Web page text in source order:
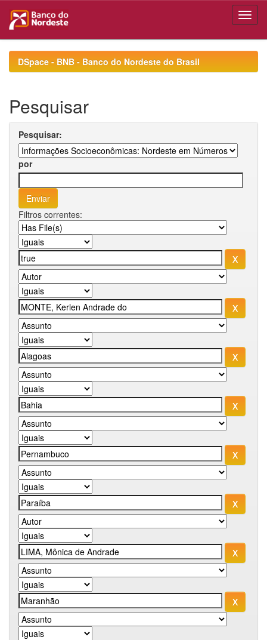
navigationDSpace - BNB - Banco do Nordeste do Brasil
Pesquisar
Pesquisar:
por
Filtros correntes: